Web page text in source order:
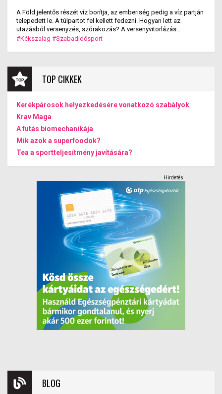
A Föld jelentős részét víz borítja, az emberiség pedig a víz partján
telepedett le. A túlpartot fel kellett fedezni. Hogyan lett az
utazásból versenyzés, szórakozás? A versenyvitorlázás
kialakulása.
#Kékszalag #Szabadidősport
TOP CIKKEK
Kerékpárosok helyezkedésére vonatkozó szabályok
Krav Maga
A futás biomechanikája
Mik azok a superfoodok?
Tea a sportteljesítmény javítására?
Hirdetés
BLOG